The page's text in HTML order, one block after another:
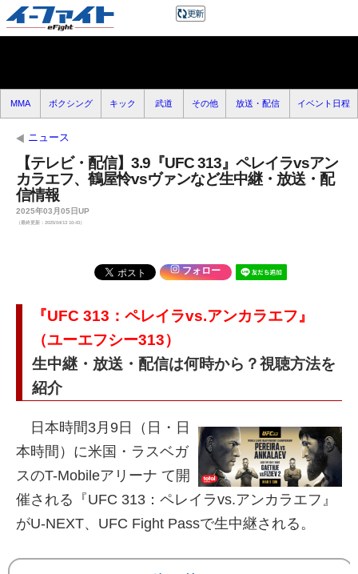
MMA ボクシング キック 武道 その他 放送・配信 イベント日程
ニュース
【テレビ・配信】3.9『UFC 313』ペレイラvsアン
カラエフ、鶴屋怜vsヴァンなど生中継・放送・配
信情報
2025年03月05日UP
（最終更新：2025/04/13 10:43）
フォロー
『UFC 313：ペレイラvs.アンカラエフ』
（ユーエフシー313）
生中継・放送・配信は何時から？視聴方法を
紹介
日本時間3月9日（日・日
本時間）に米国・ラスベガ
スのT-Mobileアリーナ て開
催される『UFC 313：ペレイラvs.アンカラエフ』
がU-NEXT、UFC Fight Passで生中継される。